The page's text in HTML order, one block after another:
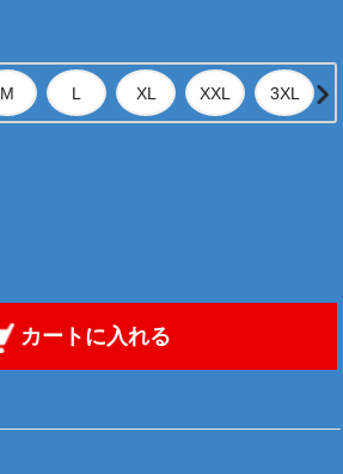
カートに入れる